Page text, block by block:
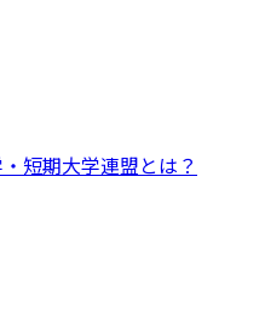
短期大学連盟とは？